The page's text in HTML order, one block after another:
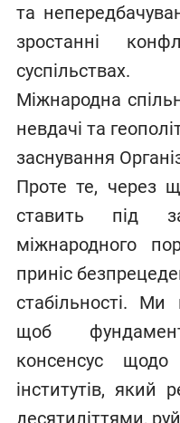
та
зростанні
суспільствах.
Міжнародна
невдачі та
заснування
Проте те, через
ставить під
міжнародного
приніс
стабільності.
щоб
консенсус
інститутів, який
десятиліттями,